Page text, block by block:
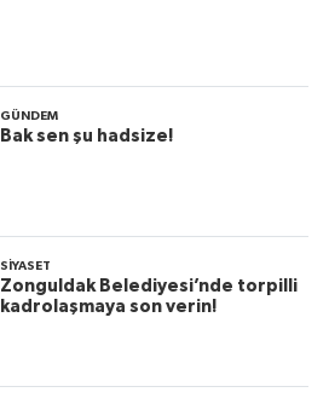
GÜNDEM
Bak sen şu hadsize!
SIYASET
Zonguldak Belediyesi’nde torpilli
kadrolaşmaya son verin!